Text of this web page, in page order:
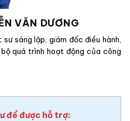
VĂN DƯƠNG
sáng lập, giám đốc điều hành,
quá trình hoạt động của công
để được hỗ trợ: